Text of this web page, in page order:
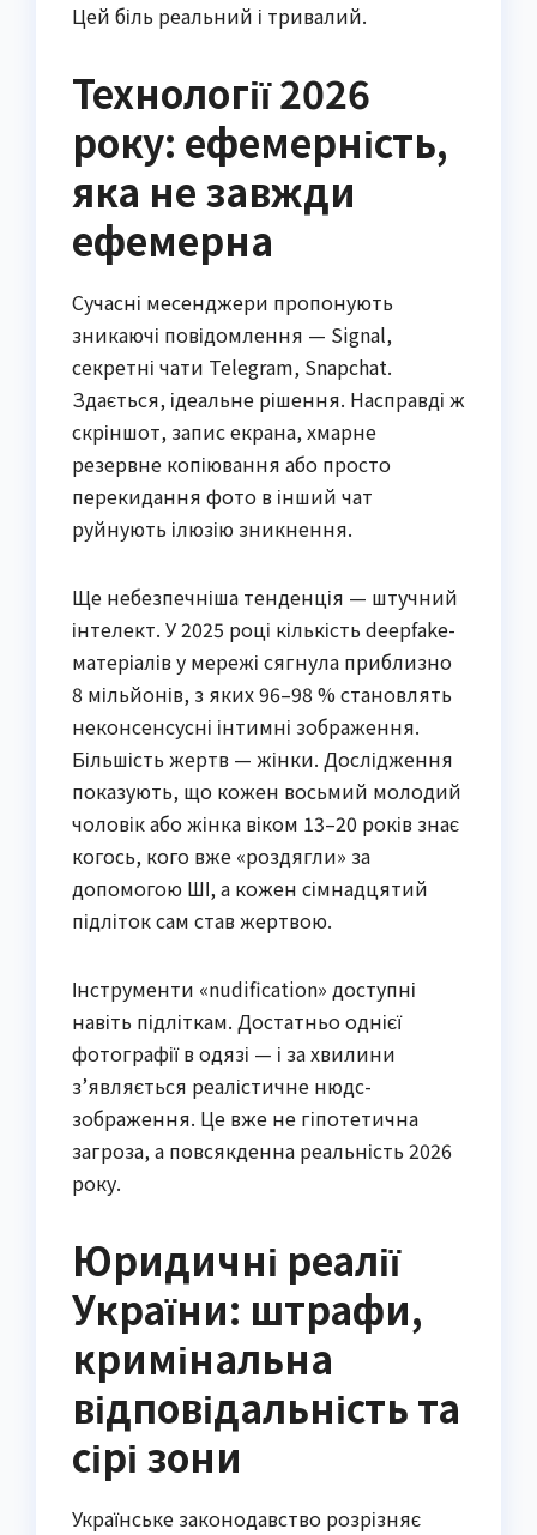
Цей біль реальний і тривалий.
Технології 2026
року: ефемерність,
яка не завжди
ефемерна
Сучасні месенджери пропонують
зникаючі повідомлення — Signal,
секретні чати Telegram, Snapchat.
Здається, ідеальне рішення. Насправді ж
скріншот, запис екрана, хмарне
резервне копіювання або просто
перекидання фото в інший чат
руйнують ілюзію зникнення.
Ще небезпечніша тенденція — штучний
інтелект. У 2025 році кількість deepfake-
матеріалів у мережі сягнула приблизно
8 мільйонів, з яких 96–98 % становлять
неконсенсусні інтимні зображення.
Більшість жертв — жінки. Дослідження
показують, що кожен восьмий молодий
чоловік або жінка віком 13–20 років знає
когось, кого вже «роздягли» за
допомогою ШІ, а кожен сімнадцятий
підліток сам став жертвою.
Інструменти «nudification» доступні
навіть підліткам. Достатньо однієї
фотографії в одязі — і за хвилини
з’являється реалістичне нюдс-
зображення. Це вже не гіпотетична
загроза, а повсякденна реальність 2026
року.
Юридичні реалії
України: штрафи,
кримінальна
відповідальність та
сірі зони
Українське законодавство розрізняє